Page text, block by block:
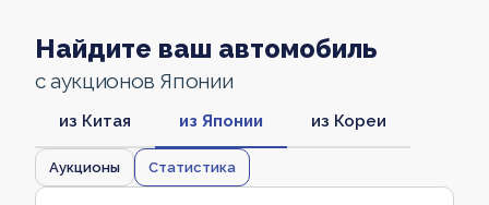
Найдите ваш автомобиль
с аукционов Японии
из Китая из Японии из Кореи
Аукционы Статистика